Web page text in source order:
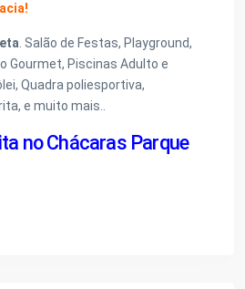
. Salão de Festas, Playground,
Gourmet, Piscinas Adulto e
Quadra poliesportiva,
e muito mais..
no Chácaras Parque